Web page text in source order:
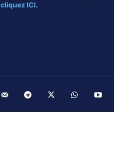
cliquez ICI.